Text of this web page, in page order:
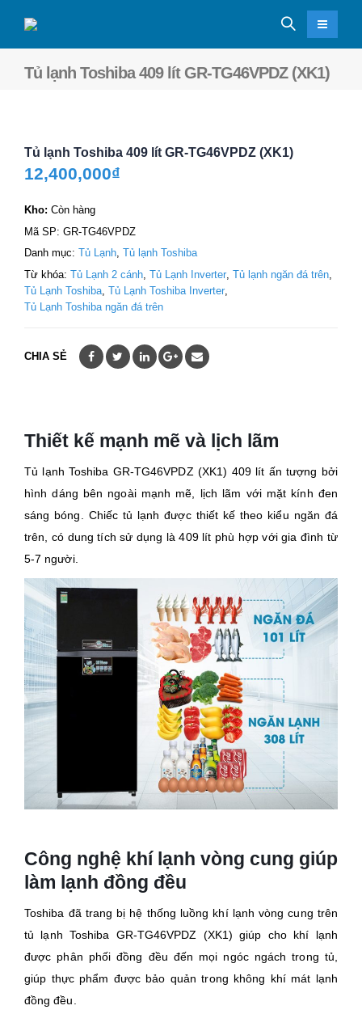
Tủ lạnh Toshiba 409 lít GR-TG46VPDZ (XK1)
Tủ lạnh Toshiba 409 lít GR-TG46VPDZ (XK1)
12,400,000₫
Kho: Còn hàng
Mã SP: GR-TG46VPDZ
Danh mục: Tủ Lạnh, Tủ lạnh Toshiba
Từ khóa: Tủ Lạnh 2 cánh Tủ Lạnh Inverter Tủ lạnh ngăn đá trên
Tủ Lạnh Toshiba Tủ Lạnh Toshiba Inverter
Tủ Lạnh Toshiba ngăn đá trên
CHIA SẺ
Thiết kế mạnh mẽ và lịch lãm
Tủ lạnh Toshiba GR-TG46VPDZ (XK1) 409 lít ấn tượng bởi
hình dáng bên ngoài mạnh mẽ, lịch lãm với mặt kính đen
sáng bóng. Chiếc tủ lạnh được thiết kế theo kiểu ngăn đá
trên, có dung tích sử dụng là 409 lít phù hợp với gia đình từ
5-7 người.
Công nghệ khí lạnh vòng cung giúp
làm lạnh đồng đều
Toshiba đã trang bị hệ thống luồng khí lạnh vòng cung trên
tủ lạnh Toshiba GR-TG46VPDZ (XK1) giúp cho khí lạnh
được phân phối đồng đều đến mọi ngóc ngách trong tủ,
giúp thực phẩm được bảo quản trong không khí mát lạnh
đồng đều.